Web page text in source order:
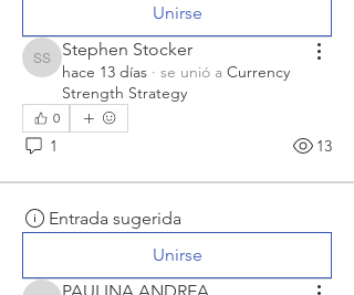
Unirse
Stephen Stocker
Stephen Stocker
hace 13 días · se unió a Currency
Strength Strategy
0
1 13
Entrada sugerida
Unirse